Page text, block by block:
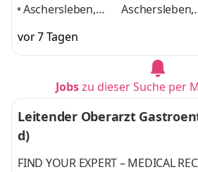
Aschersleben,
Dresden, Görlitz,
Leipzig,
Aschersleben,
Leipzigund 3
vor 7 Tagen
Jobszu dieser Suche per
Leitender Oberarzt
d)
FIND YOUR EXPERT – MEDICAL